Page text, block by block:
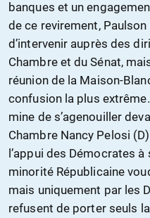
banques et un
de ce revirement,
d’intervenir auprès des
Chambre et du Sénat,
réunion de la Maison-
confusion la plus
mine de s’agenouiller
Chambre Nancy Pelosi
l’appui des Démocrates à
minorité Républicaine
mais uniquement par les
refusent de porter seuls